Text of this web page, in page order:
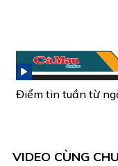
Điểm tin tuần từ
VIDEO CÙNG